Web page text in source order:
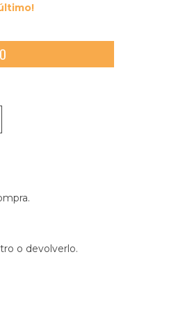
o devolverlo.